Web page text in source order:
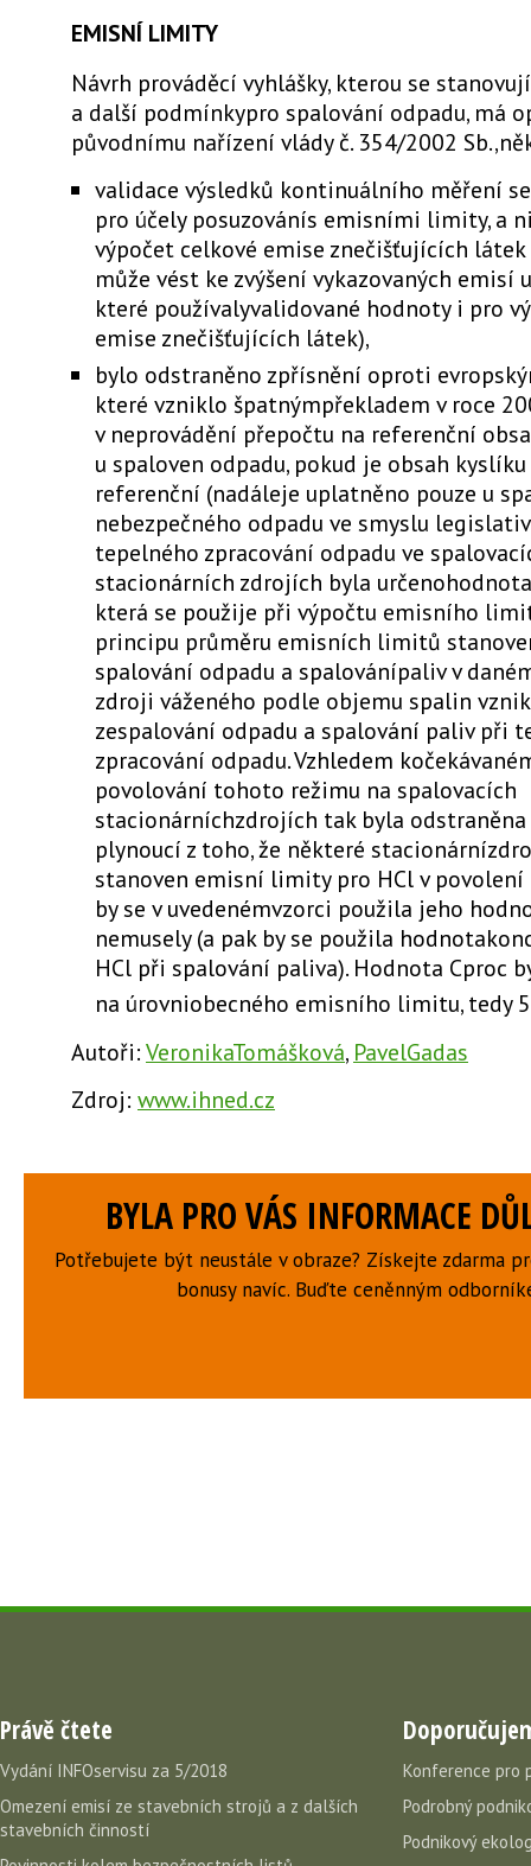
EMISNÍ LIMITY
Návrh prováděcí vyhlášky, kterou se
a další podmínkypro spalování odpadu, má
původnímu nařízení vlády č. 354/2002
validace výsledků kontinuálního měření
pro účely posuzovánís emisními limity, a
výpočet celkové emise znečišťujících
může vést ke zvýšení vykazovaných emisí
které používalyvalidované hodnoty i pro
emise znečišťujících látek),
bylo odstraněno zpřísnění oproti
které vzniklo špatnýmpřekladem v roce
v neprovádění přepočtu na referenční
u spaloven odpadu, pokud je obsah
referenční (nadáleje uplatněno pouze u
nebezpečného odpadu ve smyslu
tepelného zpracování odpadu ve
stacionárních zdrojích byla
která se použije při výpočtu emisního
principu průměru emisních limitů
spalování odpadu a spalovánípaliv v
zdroji váženého podle objemu spalin
zespalování odpadu a spalování paliv při
zpracování odpadu. Vzhledem
povolování tohoto režimu na spalovacích
stacionárníchzdrojích tak byla
plynoucí z toho, že některé
stanoven emisní limity pro HCl v povolení
by se v uvedenémvzorci použila jeho
nemusely (a pak by se použila
HCl při spalování paliva). Hodnota Cproc
na úrovniobecného emisního limitu, tedy
Autoři: VeronikaTomášková, PavelGadas
Zdroj: www.ihned.cz
BYLA PRO VÁS INFORMACE
Potřebujete být neustále v obraze? Získejte zdarma
bonusy navíc. Buďte ceněnným
Právě čtete
Vydání INFOservisu za 5/2018
Omezení emisí ze stavebních strojů a z dalších
stavebních činností
Konference pro
Podrobný
Podnikový